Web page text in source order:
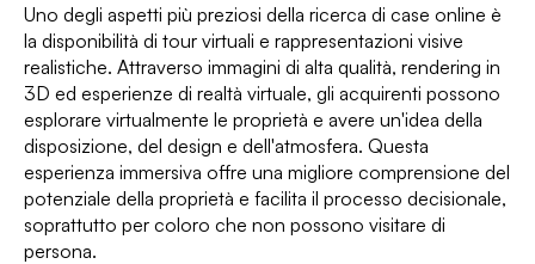
Uno degli aspetti più preziosi della ricerca di case online è
la disponibilità di tour virtuali e rappresentazioni visive
realistiche. Attraverso immagini di alta qualità, rendering in
3D ed esperienze di realtà virtuale, gli acquirenti possono
esplorare virtualmente le proprietà e avere un'idea della
disposizione, del design e dell'atmosfera. Questa
esperienza immersiva offre una migliore comprensione del
potenziale della proprietà e facilita il processo decisionale,
soprattutto per coloro che non possono visitare di
persona.